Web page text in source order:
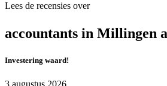
Lees de recensies over
accountants in Millingen
Investering waard!
3 augustus 2026